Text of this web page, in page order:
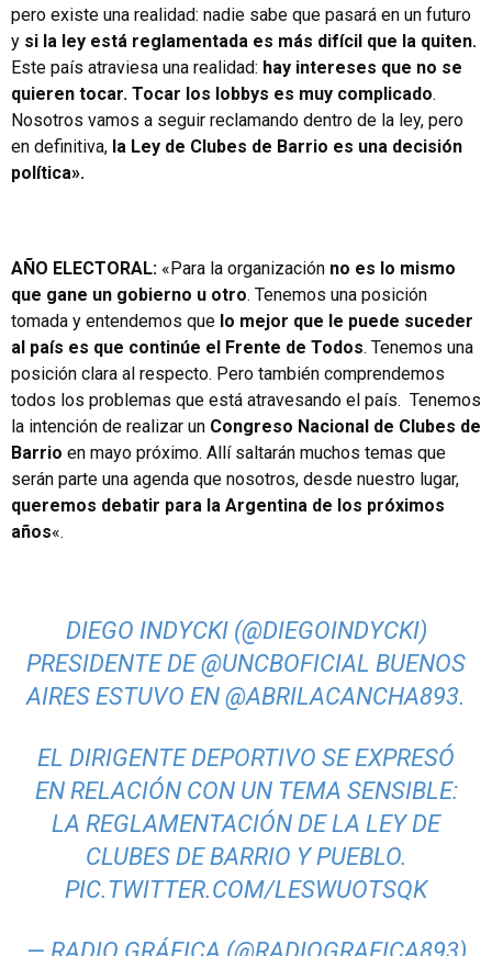
pero existe una realidad: nadie sabe que pasará en un futuro
y si la ley está reglamentada es más difícil que la quiten.
Este país atraviesa una realidad: hay intereses que no se
quieren tocar. Tocar los lobbys es muy complicado.
Nosotros vamos a seguir reclamando dentro de la ley, pero
en definitiva, la Ley de Clubes de Barrio es una decisión
política».
AÑO ELECTORAL: «Para la organización no es lo mismo
que gane un gobierno u otro. Tenemos una posición
tomada y entendemos que lo mejor que le puede suceder
al país es que continúe el Frente de Todos. Tenemos una
posición clara al respecto. Pero también comprendemos
todos los problemas que está atravesando el país. Tenemos
la intención de realizar un Congreso Nacional de Clubes de
Barrio en mayo próximo. Allí saltarán muchos temas que
serán parte una agenda que nosotros, desde nuestro lugar,
queremos debatir para la Argentina de los próximos
años«.
DIEGO INDYCKI (@DIEGOINDYCKI)
PRESIDENTE DE@UNCBOFICIAL BUENOS
AIRES ESTUVO EN @ABRILACANCHA893.
EL DIRIGENTE DEPORTIVO SE EXPRESÓ
EN RELACIÓN CON UN TEMA SENSIBLE:
LA REGLAMENTACIÓN DE LA LEY DE
CLUBES DE BARRIO Y PUEBLO.
PIC.TWITTER.COM/LESWUOTSQK